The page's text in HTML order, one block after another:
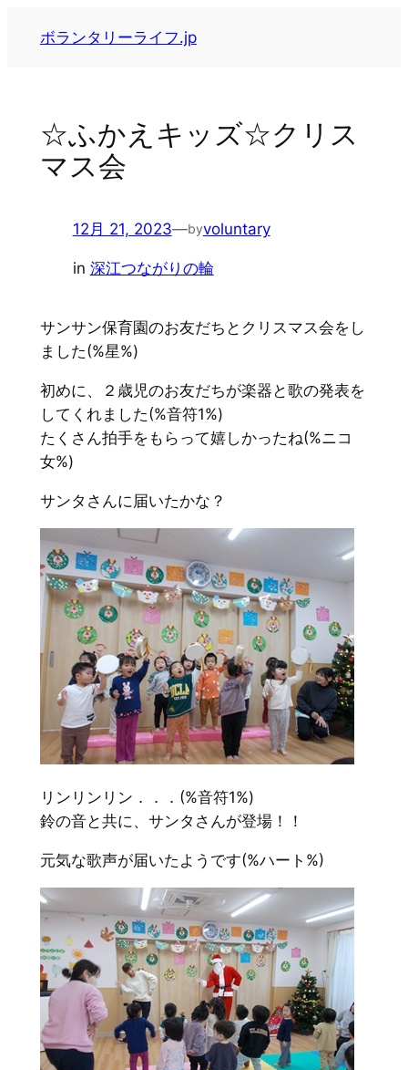
ボランタリーライフ.jp
☆ふかえキッズ☆クリス
マス会
12月 21, 2023—byvoluntary
in 深江つながりの輪
サンサン保育園のお友だちとクリスマス会をし
ました(%星%)
初めに、２歳児のお友だちが楽器と歌の発表を
してくれました(%音符1%)
たくさん拍手をもらって嬉しかったね(%ニコ
女%)
サンタさんに届いたかな？
リンリンリン．．．(%音符1%)
鈴の音と共に、サンタさんが登場！！
元気な歌声が届いたようです(%ハート%)